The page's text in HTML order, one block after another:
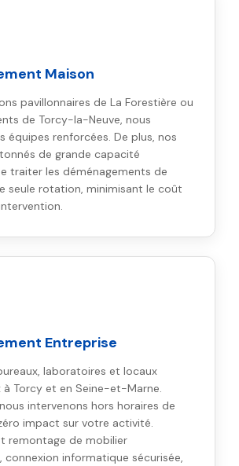
Maison
pavillonnaires de La Forestière ou
de Torcy-la-Neuve, nous
équipes renforcées. De plus, nos
de grande capacité
traiter les déménagements de
seule rotation, minimisant le coût
Entreprise
laboratoires et locaux
Torcy et en Seine-et-Marne.
intervenons hors horaires de
impact sur votre activité.
remontage de mobilier
connexion informatique sécurisée,